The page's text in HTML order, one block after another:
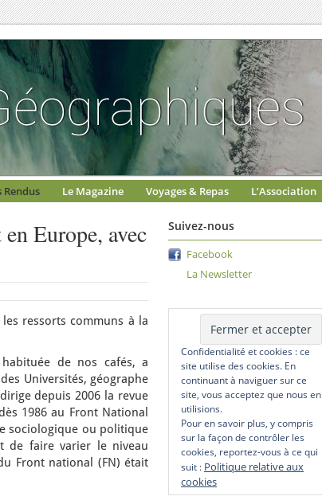
Rendus Le Magazine Voyages & Repas L’Association
Europe, avec
ressorts communs à la
de nos cafés, a
Universités, géographe
depuis 2006 la revue
1986 au Front National
sociologique ou politique
de faire varier le niveau
Front national (FN) était
Suivez-nous
Facebook
La Newsletter
Confidentialité et cookies : ce
site utilise des cookies. En
continuant à naviguer sur ce
site, vous acceptez que nous en
utilisions.
Pour en savoir plus, y compris
sur la façon de contrôler les
cookies, reportez-vous à ce qui
suit : Politique relative aux
cookies